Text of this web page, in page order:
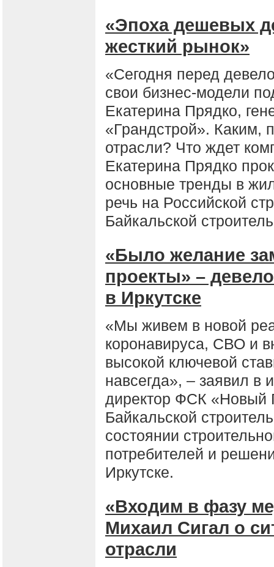
«Эпоха дешевых
жесткий рынок»
«Сегодня перед
свои бизнес-модели
Екатерина Прядко,
«Грандстрой». Каким,
отрасли? Что ждет
Екатерина Прядко
основные тренды в
речь на Российской
Байкальской
«Было желание
проекты» –
в Иркутске
«Мы живем в новой
коронавируса, СВО и
высокой ключевой
навсегда», – заявил в
директор ФСК «Новый
Байкальской
состоянии
потребителей и
Иркутске.
«Входим в фазу
Михаил Сигал о
отрасли